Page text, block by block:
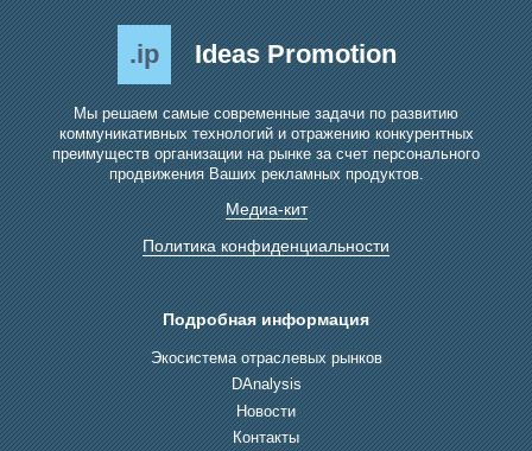
.ip Ideas Promotion
Мы решаем самые современные задачи по развитию
коммуникативных технологий и отражению конкурентных
преимуществ организации на рынке за счет персонального
продвижения Ваших рекламных продуктов.
Медиа-кит
Политика конфиденциальности
Подробная информация
Экосистема отраслевых рынков
DAnalysis
Новости
Контакты